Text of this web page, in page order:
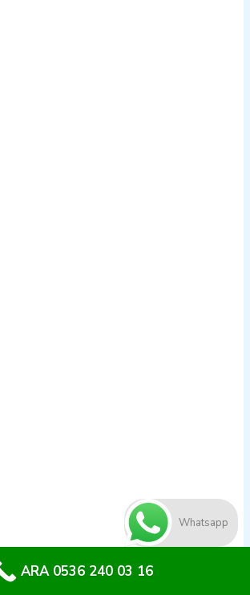
Whatsapp
ARA 0536 240 03 16